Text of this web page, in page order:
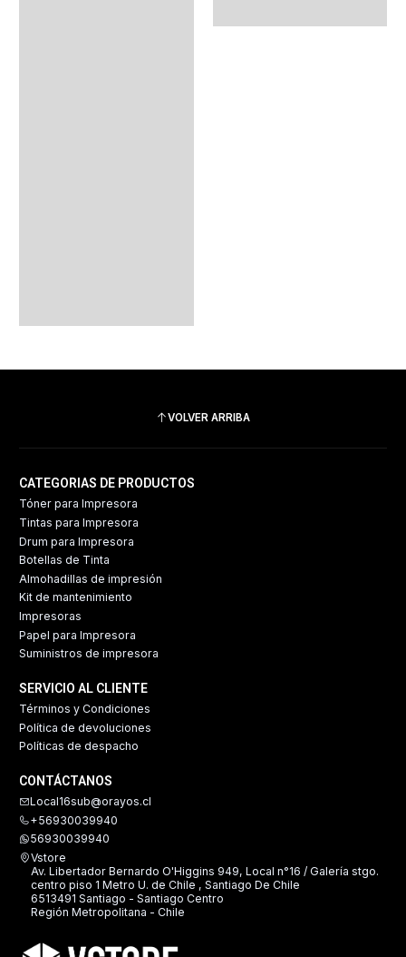
VOLVER ARRIBA
CATEGORIAS DE PRODUCTOS
Tóner para Impresora
Tintas para Impresora
Drum para Impresora
Botellas de Tinta
Almohadillas de impresión
Kit de mantenimiento
Impresoras
Papel para Impresora
Suministros de impresora
SERVICIO AL CLIENTE
Términos y Condiciones
Política de devoluciones
Políticas de despacho
CONTÁCTANOS
Local16sub@orayos.cl
+56930039940
56930039940
Vstore
Av. Libertador Bernardo O'Higgins 949, Local n°16 / Galería stgo.
centro piso 1 Metro U. de Chile , Santiago De Chile
6513491 Santiago - Santiago Centro
Región Metropolitana - Chile